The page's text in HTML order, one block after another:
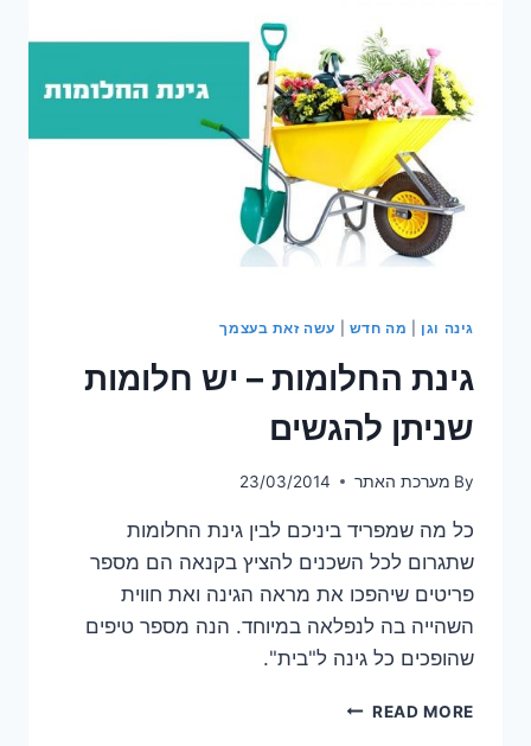
גינה וגן מה חדש עשה זאת בעצמך
גינת החלומות – יש חלומות
שניתן להגשים
By מערכת האתר 23/03/2014
כל מה שמפריד ביניכם לבין גינת החלומות
שתגרום לכל השכנים להציץ בקנאה הם מספר
פריטים שיהפכו את מראה הגינה ואת חווית
השהייה בה לנפלאה במיוחד. הנה מספר טיפים
שהופכים כל גינה ל"בית".
READ MOREגינת